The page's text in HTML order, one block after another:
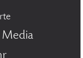
Media